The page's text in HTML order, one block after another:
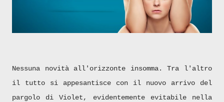
Nessuna novità all'orizzonte insomma. Tra l'altro
il tutto si appesantisce con il nuovo arrivo del
pargolo di Violet, evidentemente evitabile nella